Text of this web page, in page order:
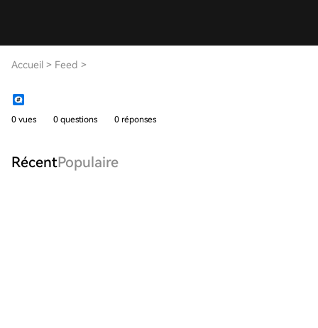
Accueil > Feed >
0 vues 0 questions 0 réponses
RécentPopulaire